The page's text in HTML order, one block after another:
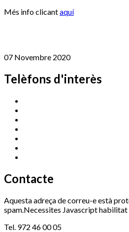
Més info clicantaquí
07 Novembre 2020
Telèfons d'interès
Contacte
Aquesta adreça de correu-e està
spam.Necessites Javascript habilitat
Tel. 972 46 00 05